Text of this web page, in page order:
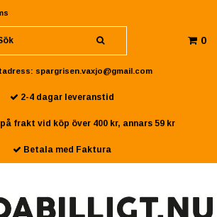
0
spargrisen.vaxjo@gmail.com
2-4 dagar leveranstid
frakt vid köp över 400 kr, annars 59 kr
Betala med Faktura